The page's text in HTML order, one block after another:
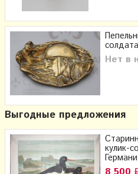
солдата
Нет в
Выгодные предложения
кулик-